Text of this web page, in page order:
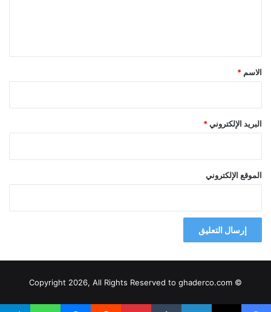
*
الاسم *
البريد الإلكتروني *
الموقع الإلكتروني
© Copyright 2026, All Rights Reserved to ghaderco.com